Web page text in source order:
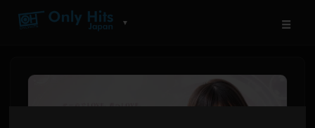
▼ ☰